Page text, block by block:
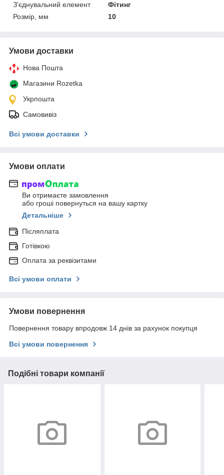
Зʼєднувальний елемент
Фітинг
Розмір, мм
10
Умови доставки
Нова Пошта
Магазини Rozetka
Укрпошта
Самовивіз
Всі умови доставки
Умови оплати
Ви отримаєте замовлення
або гроші повернуться на вашу картку
Детальніше
Післяплата
Готівкою
Оплата за реквізитами
Всі умови оплати
Умови повернення
Повернення товару впродовж 14 днів за рахунок покупця
Всі умови повернення
Подібні товари компанії